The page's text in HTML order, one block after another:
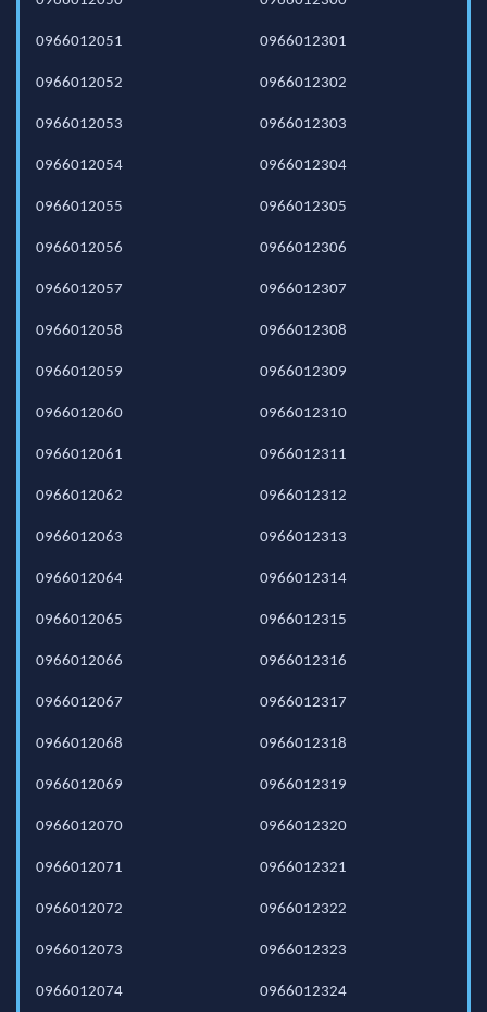
0966012051
0966012052
0966012053
0966012054
0966012055
0966012056
0966012057
0966012058
0966012059
0966012060
0966012061
0966012062
0966012063
0966012064
0966012065
0966012066
0966012067
0966012068
0966012069
0966012070
0966012071
0966012072
0966012073
0966012074
0966012301
0966012302
0966012303
0966012304
0966012305
0966012306
0966012307
0966012308
0966012309
0966012310
0966012311
0966012312
0966012313
0966012314
0966012315
0966012316
0966012317
0966012318
0966012319
0966012320
0966012321
0966012322
0966012323
0966012324